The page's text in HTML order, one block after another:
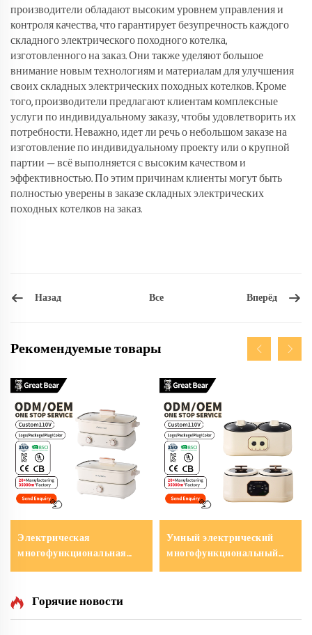
производители обладают высоким уровнем управления и
контроля качества, что гарантирует безупречность каждого
складного электрического походного котелка,
изготовленного на заказ. Они также уделяют большое
внимание новым технологиям и материалам для улучшения
своих складных электрических походных котелков. Кроме
того, производители предлагают клиентам комплексные
услуги по индивидуальному заказу, чтобы удовлетворить их
потребности. Неважно, идет ли речь о небольшом заказе на
изготовление по индивидуальному проекту или о крупной
партии — всё выполняется с высоким качеством и
эффективностью. По этим причинам клиенты могут быть
полностью уверены в заказе складных электрических
походных котелков на заказ.
Назад Все Вперёд
Рекомендуемые товары
Электрическая
многофункциональная
сковорода Great Bear с
прямоугольной формой и
Умный электрический
многофункциональный
кухонный горшок Great
Горячие новости